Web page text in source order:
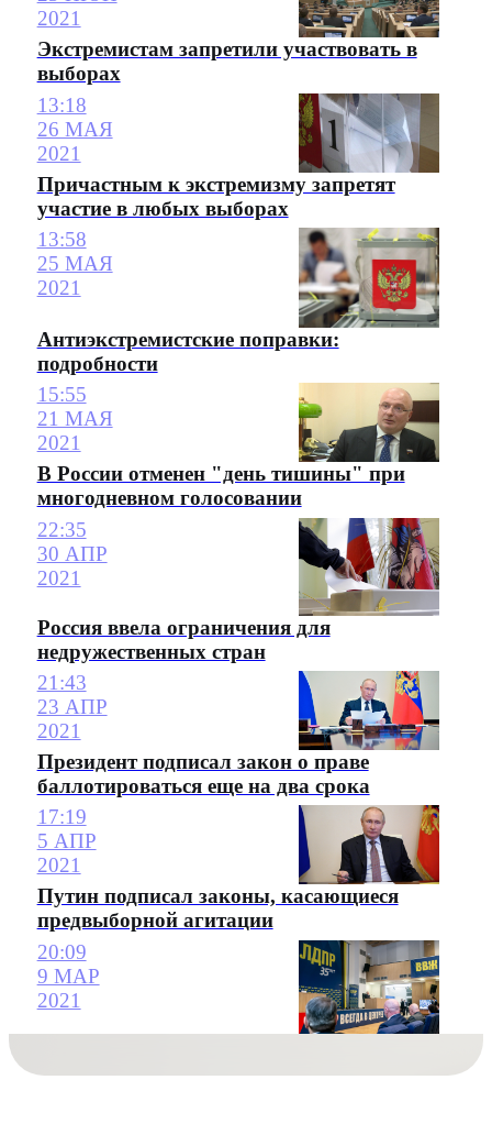
2021
Экстремистам запретили участвовать в
выборах
13:18
26 МАЯ
2021
Причастным к экстремизму запретят
участие в любых выборах
13:58
25 МАЯ
2021
Антиэкстремистские поправки:
подробности
15:55
21 МАЯ
2021
В России отменен "день тишины" при
многодневном голосовании
22:35
30 АПР
2021
Россия ввела ограничения для
недружественных стран
21:43
23 АПР
2021
Президент подписал закон о праве
баллотироваться еще на два срока
17:19
5 АПР
2021
Путин подписал законы, касающиеся
предвыборной агитации
20:09
9 МАР
2021